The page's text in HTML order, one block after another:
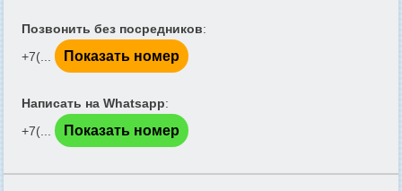
Позвонить без посредников:
+7(...
Показать номер
Написать на Whatsapp:
+7(...
Показать номер